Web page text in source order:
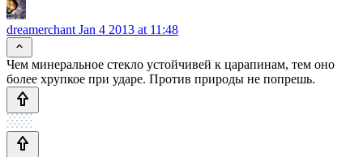
dreamerchant Jan 4 2013 at 11:48
Чем минеральное стекло устойчивей к царапинам, тем оно
более хрупкое при ударе. Против природы не попрешь.